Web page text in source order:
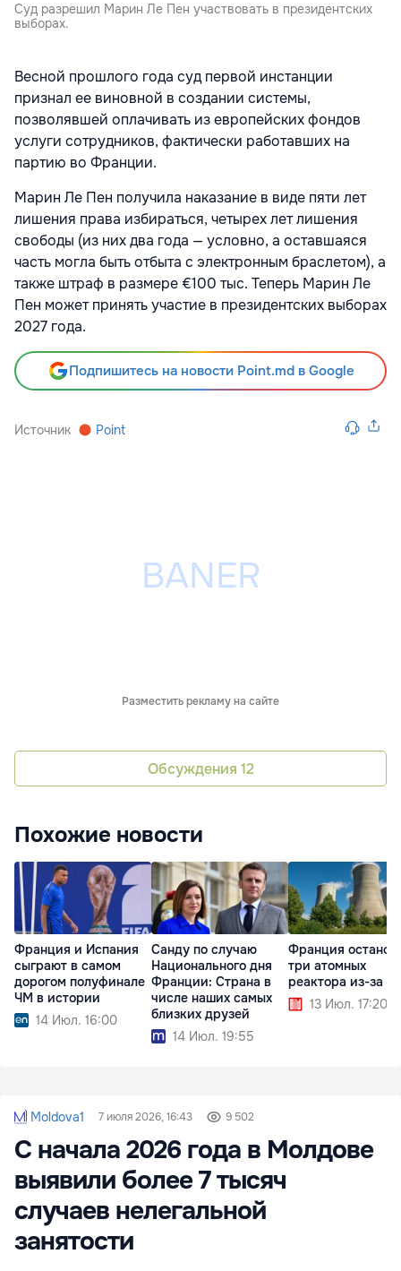
Суд разрешил Марин Ле Пен участвовать в президентских
выборах.
Весной прошлого года суд первой инстанции
признал ее виновной в создании системы,
позволявшей оплачивать из европейских фондов
услуги сотрудников, фактически работавших на
партию во Франции.
Марин Ле Пен получила наказание в виде пяти лет
лишения права избираться, четырех лет лишения
свободы (из них два года — условно, а оставшаяся
часть могла быть отбыта с электронным браслетом), а
также штраф в размере €100 тыс. Теперь Марин Ле
Пен может принять участие в президентских выборах
2027 года.
Подпишитесь на новости Point.md в Google
Источник Point
Разместить рекламу на сайте
Обсуждения 12
Похожие новости
Франция и Испания
сыграют в самом
дорогом полуфинале
ЧМ в истории
14 Июл. 16:00
Санду по случаю
Национального дня
Франции: Страна в
числе наших самых
близких друзей
14 Июл. 19:55
Франция
три атомных
реактора из-за
13 Июл. 17:20
Moldova1 7 июля 2026, 16:43 9 502
С начала 2026 года в Молдове
выявили более 7 тысяч
случаев нелегальной
занятости